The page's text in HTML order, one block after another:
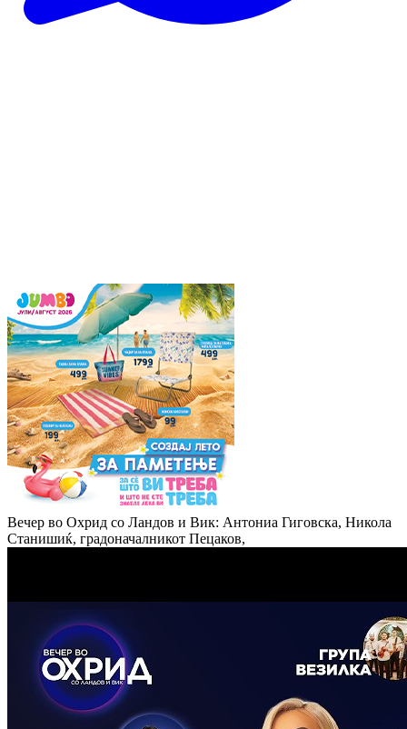
Вечер во Охрид со Ландов и Вик: Антониа Гиговска, Никола
Станишиќ, градоначалникот Пецаков,